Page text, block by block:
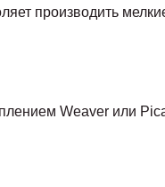
производить
Weaver или